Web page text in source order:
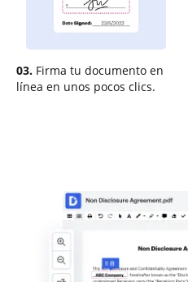
03. Firma tu documento en
línea en unos pocos clics.